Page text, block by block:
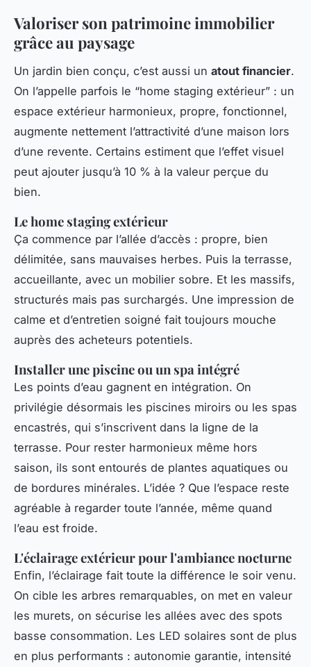
Valoriser son patrimoine immobilier
grâce au paysage
Un jardin bien conçu, c’est aussi un atout financier.
On l’appelle parfois le “home staging extérieur” : un
espace extérieur harmonieux, propre, fonctionnel,
augmente nettement l’attractivité d’une maison lors
d’une revente. Certains estiment que l’effet visuel
peut ajouter jusqu’à 10 % à la valeur perçue du
bien.
Le home staging extérieur
Ça commence par l’allée d’accès : propre, bien
délimitée, sans mauvaises herbes. Puis la terrasse,
accueillante, avec un mobilier sobre. Et les massifs,
structurés mais pas surchargés. Une impression de
calme et d’entretien soigné fait toujours mouche
auprès des acheteurs potentiels.
Installer une piscine ou un spa intégré
Les points d’eau gagnent en intégration. On
privilégie désormais les piscines miroirs ou les spas
encastrés, qui s’inscrivent dans la ligne de la
terrasse. Pour rester harmonieux même hors
saison, ils sont entourés de plantes aquatiques ou
de bordures minérales. L’idée ? Que l’espace reste
agréable à regarder toute l’année, même quand
l’eau est froide.
L'éclairage extérieur pour l'ambiance nocturne
Enfin, l’éclairage fait toute la différence le soir venu.
On cible les arbres remarquables, on met en valeur
les murets, on sécurise les allées avec des spots
basse consommation. Les LED solaires sont de plus
en plus performants : autonomie garantie, intensité